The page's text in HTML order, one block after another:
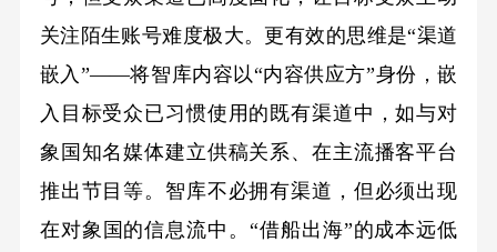
关注陌生账号难度极大。更有效的思维是“渠道
嵌入”——将智库内容以“内容供应方”身份，嵌
入目标受众已习惯使用的既有渠道中，如与对
象国知名媒体建立供稿关系、在主流播客平台
推出节目等。智库不必拥有渠道，但必须出现
在对象国的信息流中。“借船出海”的成本远低